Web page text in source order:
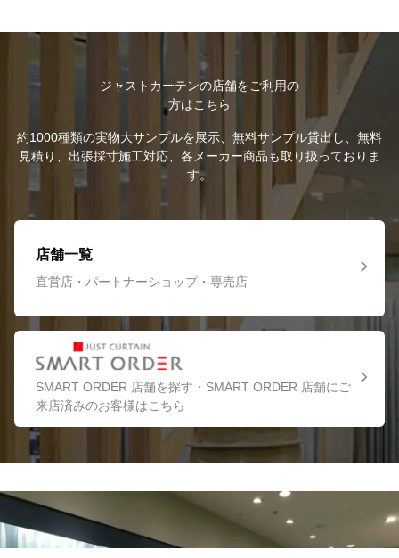
ジャストカーテンの店舗をご利用の
方はこちら
約1000種類の実物大サンプルを展示、無料サンプル貸出し、無料
見積り、出張採寸施工対応、各メーカー商品も取り扱っておりま
す。
店舗一覧
直営店・パートナーショップ・専売店
SMART ORDER 店舗を探す・SMART ORDER 店舗にご
来店済みのお客様はこちら